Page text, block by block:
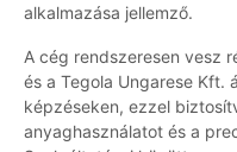
alkalmazása jellemző.
A cég rendszeresen vesz
és a Tegola Ungarese Kft.
képzéseken, ezzel
anyaghasználatot és a